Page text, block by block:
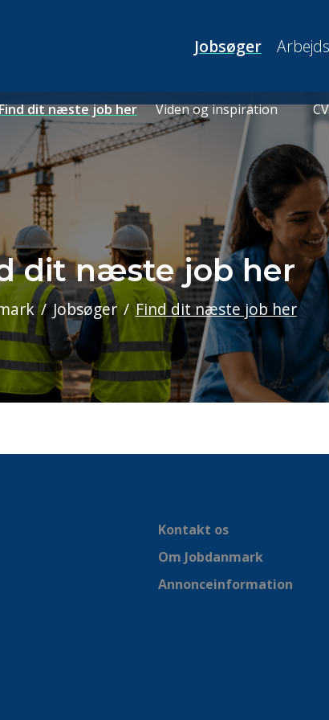
Jobsøger
dit næste job her Viden og inspiration
dit næste job her
Jobsøger Find dit næste job her
Kontakt os
Om Jobdanmark
Annonceinformation